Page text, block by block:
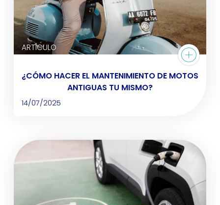
ARTÍCULO
¿CÓMO HACER EL MANTENIMIENTO DE MOTOS
ANTIGUAS TU MISMO?
14/07/2025